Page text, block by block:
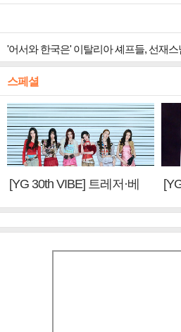
'어서와 한국은' 이탈리아 셰프들, 선재
스페셜
[YG 30th VIBE] 트레저·베